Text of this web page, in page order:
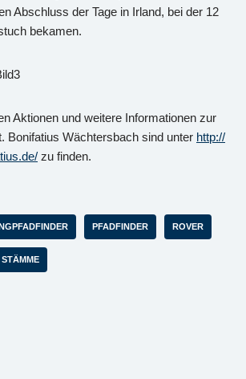
Ab­schluss der Tage in Ir­land, bei der 12
be­ka­men.
Ak­tio­nen und wei­te­re In­for­ma­tio­nen zur
Bo­ni­fa­ti­us Wäch­ters­bach sind unter http://​
zu fin­den.
PFADFINDER ROVER
STÄMME